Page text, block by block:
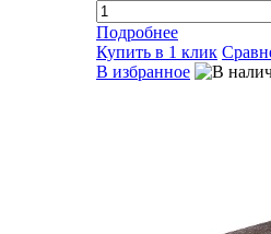
Подробнее
Купить в 1 клик
В избранное